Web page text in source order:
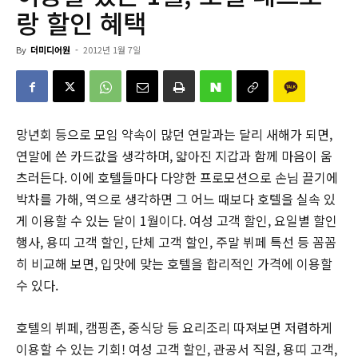
랑 할인 혜택
By 더미디어원 - 2012년 1월 7일
망년회 등으로 모임 약속이 많던 연말과는 달리 새해가 되면,
연말에 쓴 카드값을 생각하며, 얇아진 지갑과 함께 마음이 움
츠러든다. 이에 호텔들마다 다양한 프로모션으로 손님 끌기에
박차를 가해, 역으로 생각하면 그 어느 때보다 호텔을 실속 있
게 이용할 수 있는 달이 1월이다. 여성 고객 할인, 요일별 할인
행사, 용띠 고객 할인, 단체 고객 할인, 주말 뷔페 특선 등 꼼꼼
히 비교해 보면, 입맛에 맞는 호텔을 합리적인 가격에 이용할
수 있다.
호텔의 뷔페, 캠핑존, 중식당 등 요리조리 따져보면 저렴하게
이용할 수 있는 기회! 여성 고객 할인, 관공서 직원, 용띠 고객,